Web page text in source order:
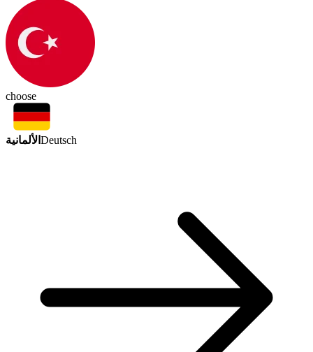
choose
الألمانية Deutsch